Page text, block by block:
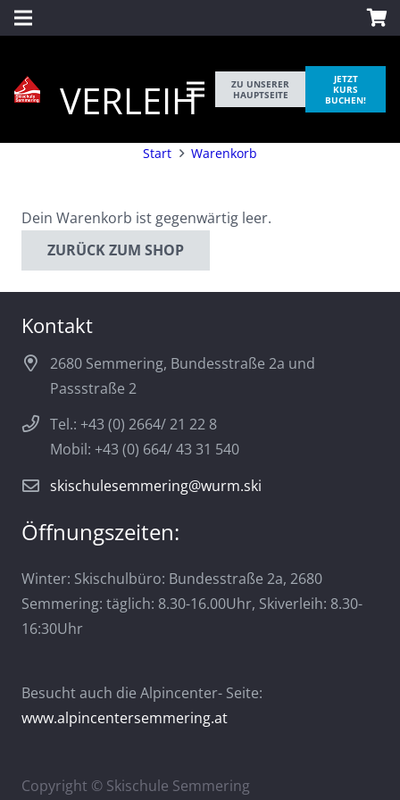
VERLEIH
ZU UNSERER
HAUPTSEITE
JETZT
KURS
BUCHEN!
Start Warenkorb
Dein Warenkorb ist gegenwärtig leer.
ZURÜCK ZUM SHOP
Kontakt
2680 Semmering, Bundesstraße 2a und
Passstraße 2
Tel.: +43 (0) 2664/ 21 22 8
Mobil: +43 (0) 664/ 43 31 540
skischulesemmering@wurm.ski
Öffnungszeiten:
Winter: Skischulbüro: Bundesstraße 2a, 2680
Semmering: täglich: 8.30-16.00Uhr, Skiverleih: 8.30-
16:30Uhr
Besucht auch die Alpincenter- Seite:
www.alpincentersemmering.at
Copyright © Skischule Semmering